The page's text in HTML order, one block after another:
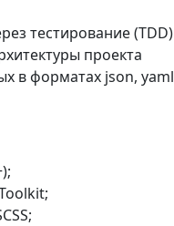
тестирование (TDD)
проекта
в форматах json, yaml